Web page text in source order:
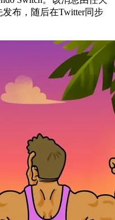
发布，随后在Twitter同步